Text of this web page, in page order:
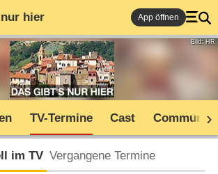
nur hier App öffnen
Bild: HR
TV-Termine Cast Community
im TV Vergangene Termine